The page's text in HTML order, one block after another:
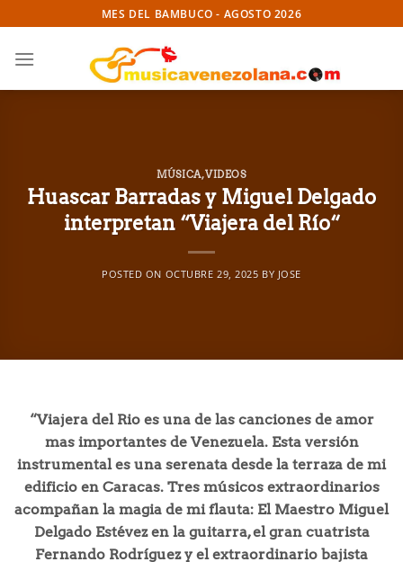
to
content
MES DEL BAMBUCO - AGOSTO 2026
MÚSICA,VIDEOS
Huascar Barradas y Miguel Delgado
interpretan “Viajera del Río“
POSTED ON OCTUBRE 29, 2025 BY JOSE
“Viajera del Rio es una de las canciones de amor
mas importantes de Venezuela. Esta versión
instrumental es una serenata desde la terraza de mi
edificio en Caracas. Tres músicos extraordinarios
acompañan la magia de mi flauta: El Maestro Miguel
Delgado Estévez en la guitarra, el gran cuatrista
Fernando Rodríguez y el extraordinario bajista